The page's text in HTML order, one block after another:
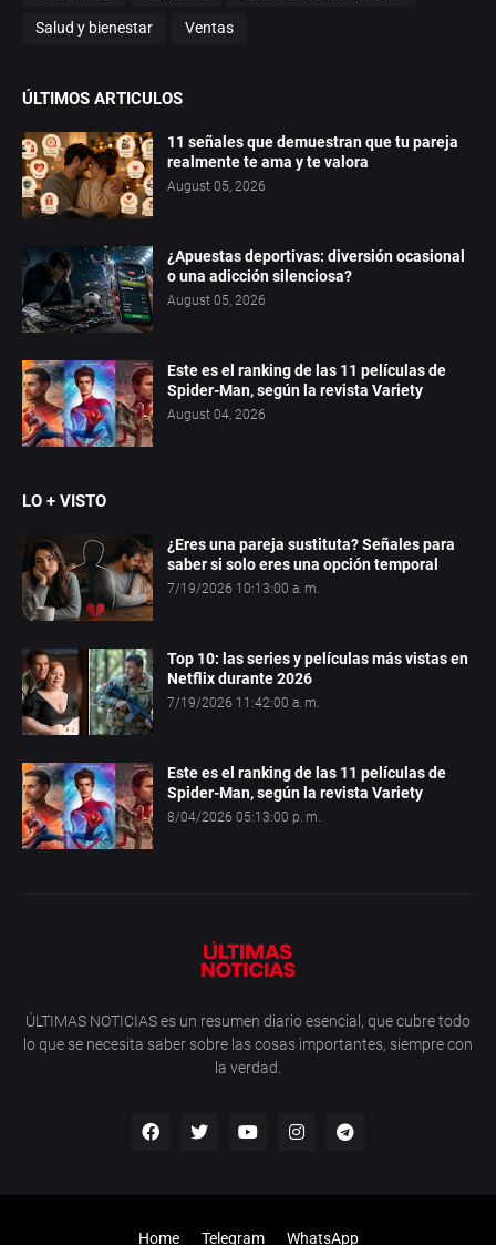
Salud y bienestar Ventas
ÚLTIMOS ARTICULOS
11 señales que demuestran que tu pareja
realmente te ama y te valora
August 05, 2026
¿Apuestas deportivas: diversión ocasional
o una adicción silenciosa?
August 05, 2026
Este es el ranking de las 11 películas de
Spider-Man, según la revista Variety
August 04, 2026
LO + VISTO
¿Eres una pareja sustituta? Señales para
saber si solo eres una opción temporal
7/19/2026 10:13:00 a. m.
Top 10: las series y películas más vistas en
Netflix durante 2026
7/19/2026 11:42:00 a. m.
Este es el ranking de las 11 películas de
Spider-Man, según la revista Variety
8/04/2026 05:13:00 p. m.
ÚLTIMAS NOTICIAS es un resumen diario esencial, que cubre todo
lo que se necesita saber sobre las cosas importantes, siempre con
la verdad.
Home Telegram WhatsApp